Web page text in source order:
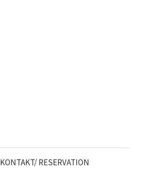
KONTAKT/ RESERVATION